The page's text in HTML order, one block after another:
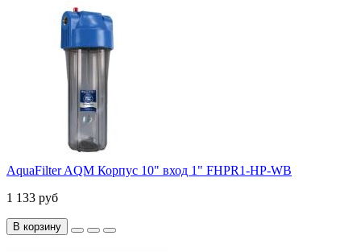
AquaFilter AQM Корпус 10" вход 1" FHPR1-HP-WB
1 133 руб
В корзину